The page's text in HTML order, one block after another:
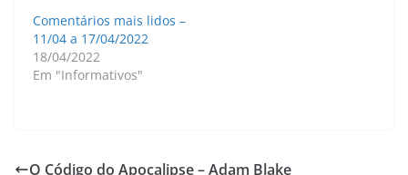
Comentários mais lidos –
11/04 a 17/04/2022
18/04/2022
Em "Informativos"
O Código do Apocalipse – Adam Blake